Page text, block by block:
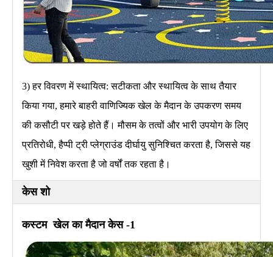
3) हर विवरण में स्थायित्व: सटीकता और स्थायित्व के साथ तैयार
किया गया, हमारे बाहरी वाणिज्यिक खेल के मैदान के उपकरण समय
की कसौटी पर खड़े होते हैं। मौसम के तत्वों और भारी उपयोग के लिए
प्रतिरोधी, हैप्पी ट्री प्लेग्राउंड दीर्घायु सुनिश्चित करता है, जिससे यह
खुशी में निवेश करता है जो वर्षों तक रहता है।
केस शो
कस्टमखेल का मैदान केस -1